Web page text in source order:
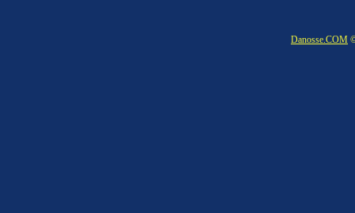
Danosse.COM